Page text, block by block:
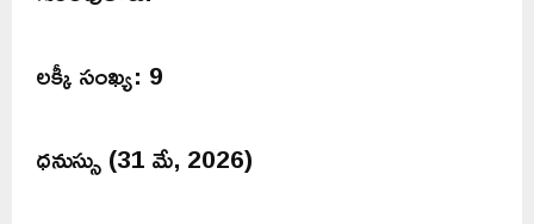
లక్కీ సంఖ్య: 9
ధనుస్సు (31 మే, 2026)